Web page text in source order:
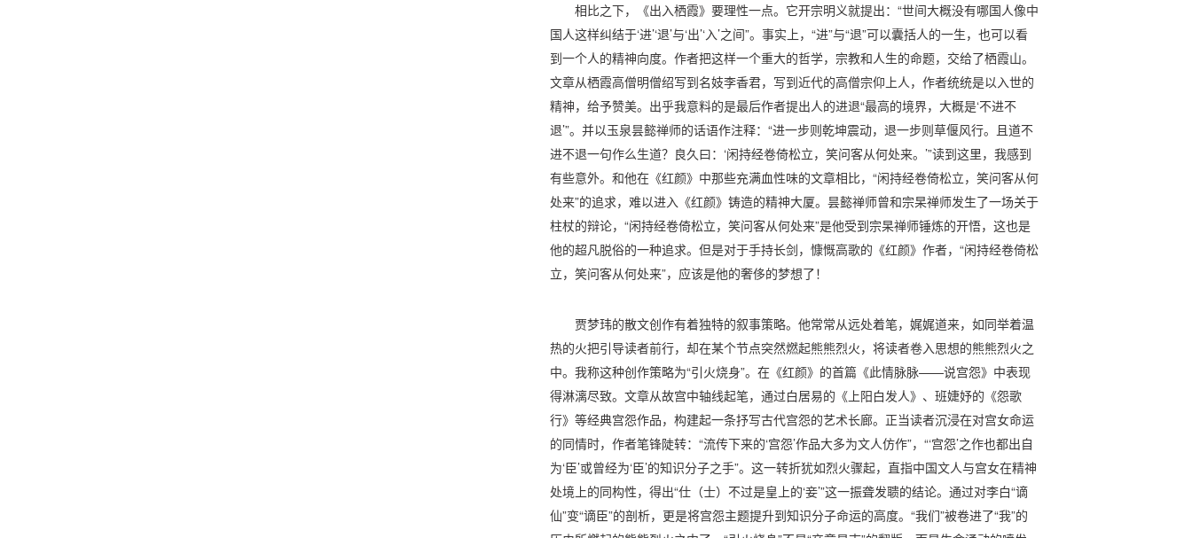
相比之下，《出入栖霞》要理性一点。它开宗明义就提出：“世间大概没有哪国人像中
国人这样纠结于‘进’‘退’与‘出’‘入’之间”。事实上，“进”与“退”可以囊括人的一生，也可以看
到一个人的精神向度。作者把这样一个重大的哲学，宗教和人生的命题，交给了栖霞山。
文章从栖霞高僧明僧绍写到名妓李香君，写到近代的高僧宗仰上人，作者统统是以入世的
精神，给予赞美。出乎我意料的是最后作者提出人的进退“最高的境界，大概是‘不进不
退’”。并以玉泉昙懿禅师的话语作注释：“进一步则乾坤震动，退一步则草偃风行。且道不
进不退一句作么生道？良久曰：‘闲持经卷倚松立，笑问客从何处来。’”读到这里，我感到
有些意外。和他在《红颜》中那些充满血性味的文章相比，“闲持经卷倚松立，笑问客从何
处来”的追求，难以进入《红颜》铸造的精神大厦。昙懿禅师曾和宗杲禅师发生了一场关于
柱杖的辩论，“闲持经卷倚松立，笑问客从何处来”是他受到宗杲禅师锤炼的开悟，这也是
他的超凡脱俗的一种追求。但是对于手持长剑，慷慨高歌的《红颜》作者，“闲持经卷倚松
立，笑问客从何处来”，应该是他的奢侈的梦想了！
贾梦玮的散文创作有着独特的叙事策略。他常常从远处着笔，娓娓道来，如同举着温
热的火把引导读者前行，却在某个节点突然燃起熊熊烈火，将读者卷入思想的熊熊烈火之
中。我称这种创作策略为“引火烧身”。在《红颜》的首篇《此情脉脉——说宫怨》中表现
得淋漓尽致。文章从故宫中轴线起笔，通过白居易的《上阳白发人》、班婕妤的《怨歌
行》等经典宫怨作品，构建起一条抒写古代宫怨的艺术长廊。正当读者沉浸在对宫女命运
的同情时，作者笔锋陡转：“流传下来的‘宫怨’作品大多为文人仿作”，“‘宫怨’之作也都出自
为‘臣’或曾经为‘臣’的知识分子之手”。这一转折犹如烈火骤起，直指中国文人与宫女在精神
处境上的同构性，得出“仕（士）不过是皇上的‘妾’”这一振聋发聩的结论。通过对李白“谪
仙”变“谪臣”的剖析，更是将宫怨主题提升到知识分子命运的高度。“我们”被卷进了“我”的